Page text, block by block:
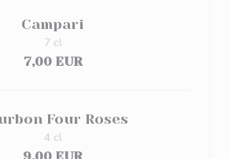
Campari
7,00 EUR
7 cl
Four Roses
4 cl